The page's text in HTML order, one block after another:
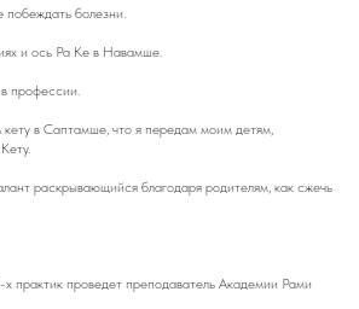
болезни.
и ось Ра Ке в Навамше.
профессии.
в Саптамше, что я передам моим детям,
раскрывающийся благодаря родителям, как сжечь
практик проведет преподаватель Академии Рами